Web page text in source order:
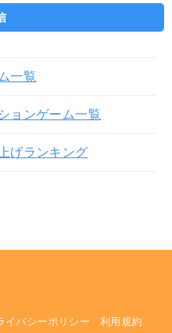
一覧
ョンゲーム一覧
げランキング
イバシーポリシー 利用規約